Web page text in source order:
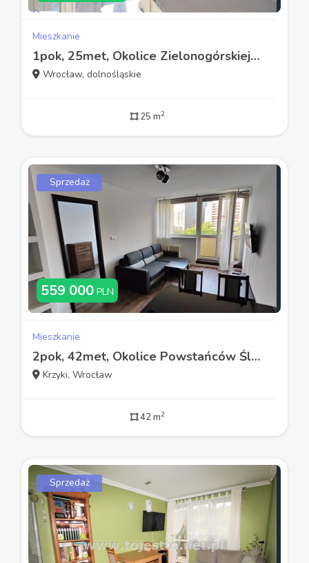
Mieszkanie
1pok, 25met, Okolice Zielonogórskiej UMEBLOWANE/WINDA (Wrocław)
Wrocław, dolnośląskie
25 m2
Sprzedaż
559 000 PLN
Mieszkanie
2pok, 42met, Okolice Powstańców Śląskich BALKON/KOMÓRKA (Wrocław)
Krzyki, Wrocław
42 m2
Sprzedaż